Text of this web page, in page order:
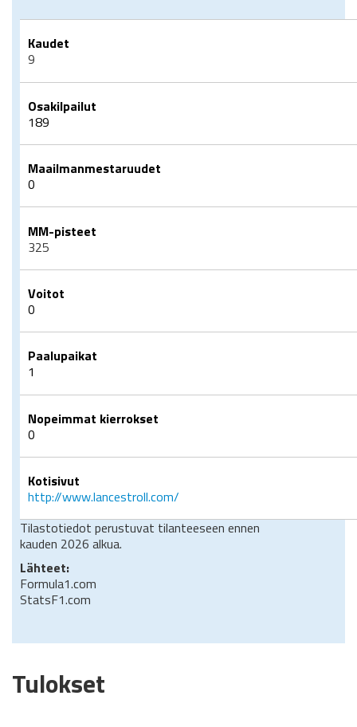
Kaudet
9
Osakilpailut
189
Maailmanmestaruudet
0
MM-pisteet
325
Voitot
0
Paalupaikat
1
Nopeimmat kierrokset
0
Kotisivut
http://www.lancestroll.com/
Tilastotiedot perustuvat tilanteeseen ennen
kauden 2026 alkua.
Lähteet:
Formula1.com
StatsF1.com
Tulokset